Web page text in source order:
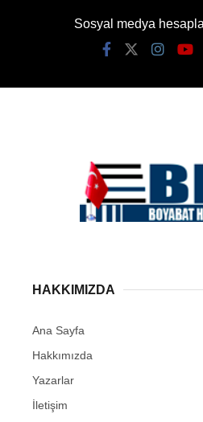
Sosyal medya
HAKKIMIZDA
Ana Sayfa
Hakkımızda
Yazarlar
İletişim